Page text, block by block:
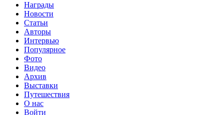
Награды
Новости
Статьи
Авторы
Интервью
Популярное
Фото
Видео
Архив
Выставки
Путешествия
О нас
Войти